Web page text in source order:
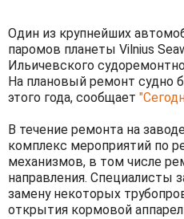
Один из крупнейших
паромов планеты Vilnius
Ильичевского
На плановый ремонт судно
этого года, сообщает
В течение ремонта на
комплекс мероприятий по
механизмов, в том числе
направления. Специалисты
замену некоторых
открытия кормовой